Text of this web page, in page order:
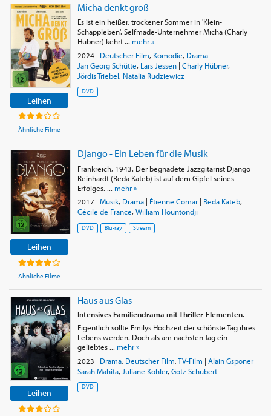
Leihen
Ähnliche Filme
Micha denkt groß
Es ist ein heißer, trockener Sommer in 'Klein-
Schappleben'. Selfmade-Unternehmer Micha (Charly
Hübner) kehrt ... mehr »
2024| Deutscher Film, Komödie, Drama|
Jan Georg Schütte, Lars Jessen| Charly Hübner,
Jördis Triebel, Natalia Rudziewicz
DVD
Leihen
Ähnliche Filme
Django - Ein Leben für die Musik
Frankreich, 1943. Der begnadete Jazzgitarrist Django
Reinhardt (Reda Kateb) ist auf dem Gipfel seines
Erfolges. ... mehr »
2017 | Musik, Drama| Étienne Comar| Reda Kateb,
Cécile de France, William Hountondji
DVD Blu-ray Stream
Leihen
Haus aus Glas
Intensives Familiendrama mit Thriller-Elementen.
Eigentlich sollte Emilys Hochzeit der schönste Tag ihres
Lebens werden. Doch als am nächsten Tag ein
geliebtes ... mehr »
2023 | Drama, Deutscher Film,TV-Film | Alain Gsponer|
Sarah Mahita, Juliane Köhler, Götz Schubert
DVD